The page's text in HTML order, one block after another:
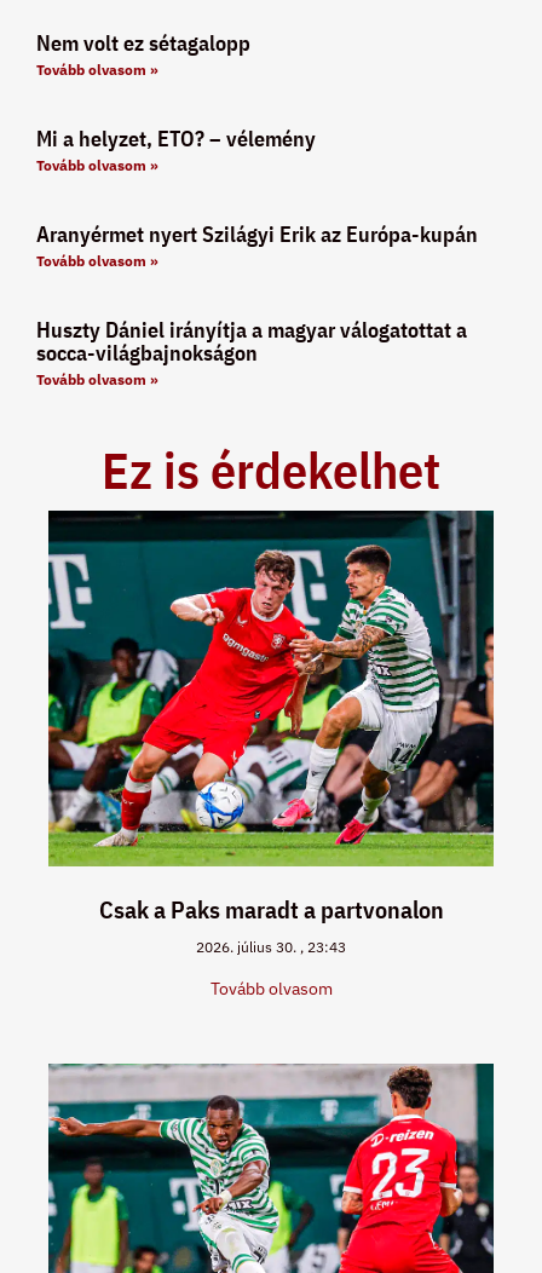
Nem volt ez sétagalopp
Tovább olvasom »
Mi a helyzet, ETO? – vélemény
Tovább olvasom »
Aranyérmet nyert Szilágyi Erik az Európa-kupán
Tovább olvasom »
Huszty Dániel irányítja a magyar válogatottat a
socca-világbajnokságon
Tovább olvasom »
Ez is érdekelhet
Csak a Paks maradt a partvonalon
2026. július 30. 23:43
Tovább olvasom